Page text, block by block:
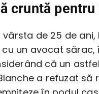
cruntă
vârsta de 25 de
un avocat
că un
a refuzat să